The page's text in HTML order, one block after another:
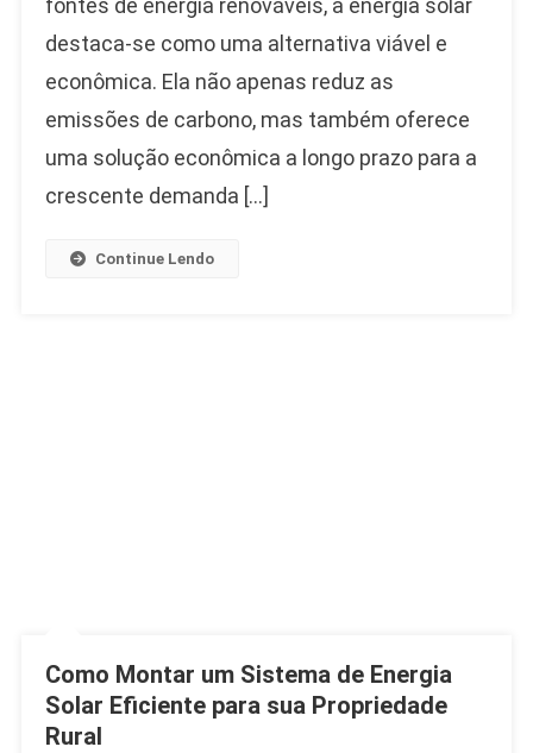
destaca-se como uma alternativa viável e
econômica. Ela não apenas reduz as
emissões de carbono, mas também oferece
uma solução econômica a longo prazo para a
crescente demanda […]
Continue Lendo
Como Montar um Sistema de Energia
Solar Eficiente para sua Propriedade
Rural